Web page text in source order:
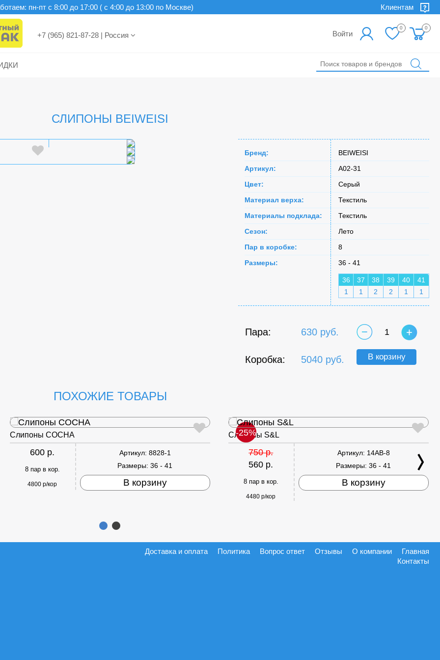
Клиентам
пн-пт c 8:00 до 17:00 ( с 4:00 до 13:00 по Москве)
+7 (965) 821-87-28 | Россия Войти
0 0
СЛИПОНЫ BEIWEISI
Бренд:
BEIWEISI
Артикул:
A02-31
Цвет:
Серый
Материал верха:
Текстиль
Материалы подклада:
Текстиль
Сезон:
Лето
Пар в коробке:
8
Размеры:
36 - 41
36 37 38 39 40
41
1
1 2 2 1 1
Пара: 630 руб.
Коробка: 5040 руб.
1
В корзину
ПОХОЖИЕ ТОВАРЫ
Слипоны СОСНА
600 р.
8 пар в кор.
4800 р/кор
Артикул: 8828-1
Размеры:36 - 41
В корзину
-25%
Слипоны S&L
750 р.
560 р.
8 пар в кор.
4480 р/кор
Артикул: 14AB-8
Размеры:36 - 41
В корзину
Главная
О компании
Отзывы
Вопрос ответ
Политика
Доставка и оплата
Контакты